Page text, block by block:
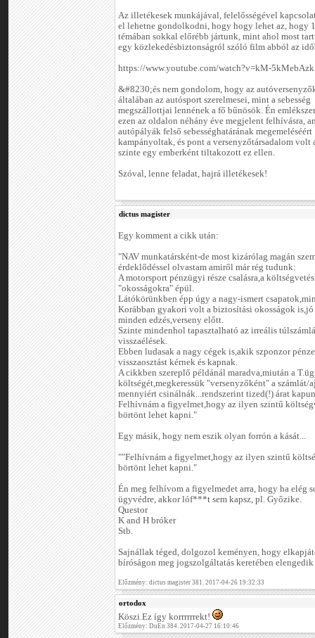
Az illetékesek munkájával, felelősségével
el lehetne gondolkodni, hogy hogy lehet az, hogy
témában sokkal előrébb jártunk, mint ahol most
egy közlekedésbiztonságról szóló film abból az
https://www.youtube.com/watch?v=kM-5kMebAzk
&#8230;és nem gondolom, hogy az
általában az autósport szerelmesei, mint a sebesség
megszállottjai lennének a fő bűnösök. Én
ezen az oldalon néhány éve megjelent felhívásra,
autópályák felső sebességhatárának megemeléséért
kampányoltak, és pont a versenyzőtársadalom volt
szinte egy emberként tiltakozott ez ellen.
Szóval, lenne feladat, hajrá illetékesek!
dictus magister
Egy komment a cikk után:
"NAV munkatársként-de most kizárólag magán
érdeklődéssel olvastam amiről már rég tudunk:
A motorsport pénzügyi része csalásra,a költségvetés
"okosságokra" épül.
Látókörünkben épp úgy a nagy-ismert
Korábban gyakori volt a biztosítási okosságok
minden edzés,verseny előtt.
Szinte mindenhol tapasztalható az irreális
visszaélések.
Ebben ludasak a nagy cégek is,akik szponzor
visszaosztást kérnek és kapnak.
A cikkben szereplő példánál maradva,miután a
költségét,megkeressük "versenyzőként" a
mennyiért csinálnák...rendszerint tized(!) árat
Felhívnám a figyelmet,hogy az ilyen szintű
börtönt lehet kapni."
Egy másik, hogy nem eszik olyan forrón a kását...
""Felhívnám a figyelmet,hogy az ilyen szintű
börtönt lehet kapni."
Én meg felhívom a figyelmedet arra, hogy ha elég
ügyvédre, akkor lóf***t sem kapsz, pl. Győzike.
Questor
K and H bróker
Stb.
Sajnállak téged, dolgozol keményen, hogy
bíróságon meg jogszolgáltatás keretében
Előzmény: dictus magister 381. 2017-04-26 19:32:33
ortodox
Köszi.Ez így korrrrrrekt!
Előzmény: DuEn 384. 2017-04-27 16:10:46